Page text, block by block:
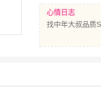
心情日志
找中年大叔品质S